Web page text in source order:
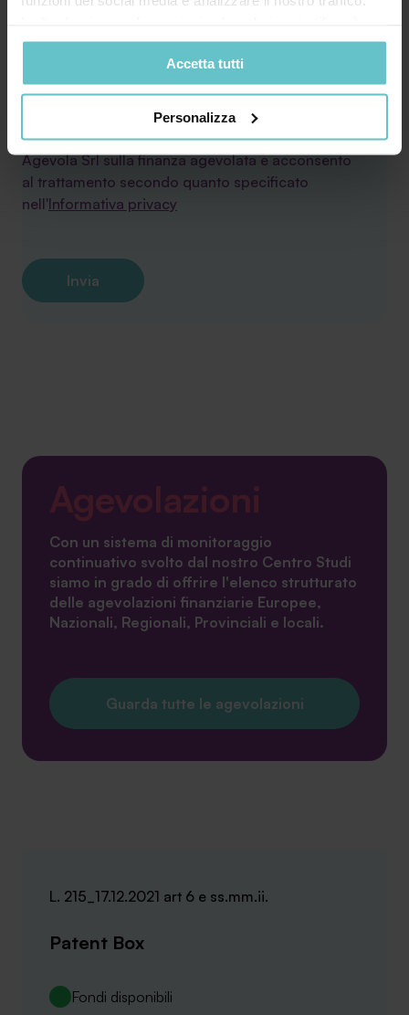
nostro sito ai nostri partner che si occupano di analisi dei
dati web, pubblicità e social media, i quali potrebbero
combinarle con altre informazioni che hai fornito loro o
che hanno raccolto in base al tuo utilizzo dei loro servizi.
cookie potranno essere implementati ad esclusione di
quelli tecnici che sono necessari per il funzionamento del
sito. Cliccando su “ACCETTA TUTTI” invece accetterai di
funzionamento del sito. Per tutte le informazioni complete
ti invitiamo a consultare le "Informazioni sui Cookie" qui
sopra.
Accetta tutti
Personalizza
Desidero inoltre ricevere la Newsletter di
Agevola Srl sulla finanza agevolata e acconsento
al trattamento secondo quanto specificato
nell'Informativa privacy
Agevolazioni
Con un sistema di monitoraggio
continuativo svolto dal nostro Centro Studi
siamo in grado di offrire l'elenco strutturato
delle agevolazioni finanziarie Europee,
Nazionali, Regionali, Provinciali e locali.
Guarda tutte le agevolazioni
L. 215_17.12.2021 art 6 e ss.mm.ii.
Patent Box
Fondi disponibili